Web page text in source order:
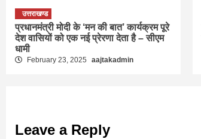
उत्तराखण्ड
प्रधानमंत्री मोदी के ‘मन की बात’ कार्यक्रम पूरे
देश वासियों को एक नई प्रेरणा देता है – सीएम
धामी
February 23, 2025 aajtakadmin
Leave a Reply